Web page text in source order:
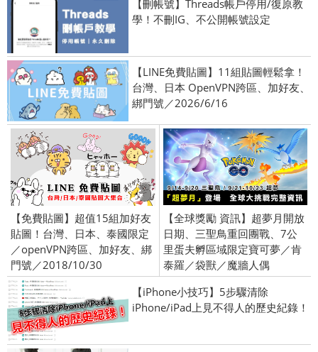
【刪帳號】Threads帳戶停用/復原教
學！不刪IG、不公開帳號設定
【LINE免費貼圖】11組貼圖輕鬆拿！
台灣、日本 OpenVPN跨區、加好友、
綁門號／2026/6/16
【免費貼圖】超值15組加好友
貼圖！台灣、日本、泰國限定
／openVPN跨區、加好友、綁
門號／2018/10/30
【全球獎勵 資訊】超夢月開放
日期、三聖鳥重回團戰、7公
里蛋夫孵區域限定寶可夢／肯
泰羅／袋獸／魔牆人偶
【iPhone小技巧】5步驟清除
iPhone/iPad上見不得人的歷史紀錄！